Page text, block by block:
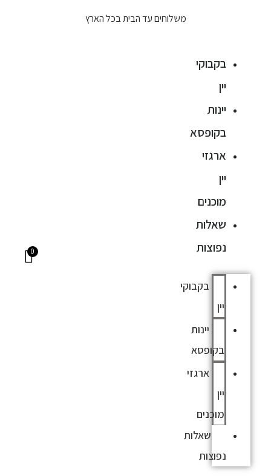
משלוחים עד הבית בכל הארץ
בקבוקי
יין
יינות
בקופסא
ארגזי
יין
מוכנים
שאלות
נפוצות
בקבוקי
יין
יינות
בקופסא
ארגזי
יין
מוכנים
שאלות
נפוצות
0